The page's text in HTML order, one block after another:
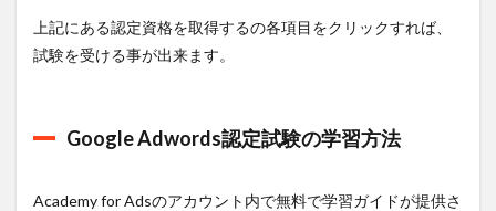
上記にある認定資格を取得するの各項目をクリックすれば、
試験を受ける事が出来ます。
Google Adwords認定試験の学習方法
Academy for Adsのアカウント内で無料で学習ガイドが提供さ